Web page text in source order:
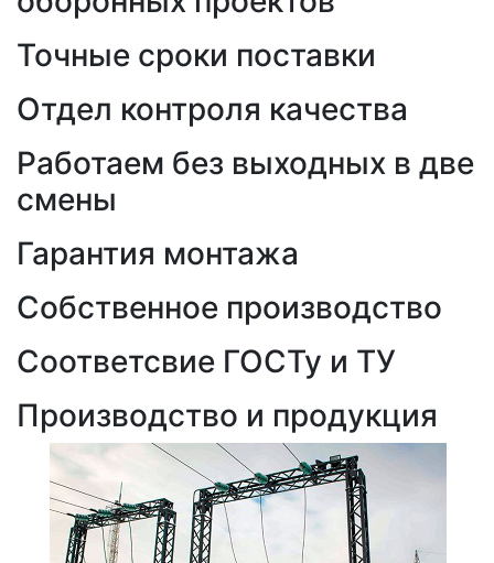
Точные сроки поставки
Отдел контроля качества
Работаем без выходных в две
смены
Гарантия монтажа
Собственное производство
Соответсвие ГОСТу и ТУ
Производство и продукция